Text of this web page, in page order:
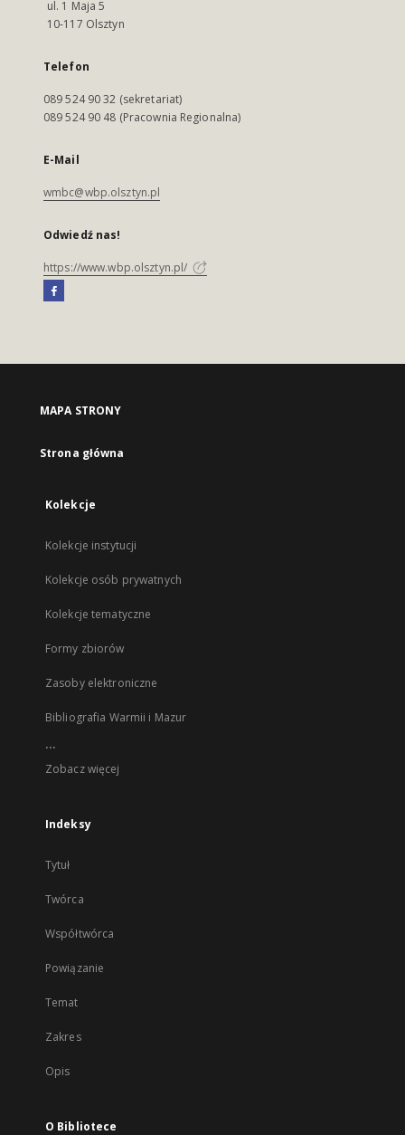
ul. 1 Maja 5
10-117 Olsztyn
Telefon
089 524 90 32 (sekretariat)
089 524 90 48 (Pracownia Regionalna)
E-Mail
wmbc@wbp.olsztyn.pl
Odwiedź nas!
https://www.wbp.olsztyn.pl/
MAPA STRONY
Strona główna
Kolekcje
Kolekcje instytucji
Kolekcje osób prywatnych
Kolekcje tematyczne
Formy zbiorów
Zasoby elektroniczne
Bibliografia Warmii i Mazur
...
Zobacz więcej
Indeksy
Tytuł
Twórca
Współtwórca
Powiązanie
Temat
Zakres
Opis
O Bibliotece